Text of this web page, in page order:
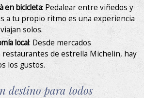
en bicicleta: Pedalear entre viñedos y
a tu propio ritmo es una experiencia
solos.
local: Desde mercados
restaurantes de estrella Michelin, hay
los gustos.
destino para todos